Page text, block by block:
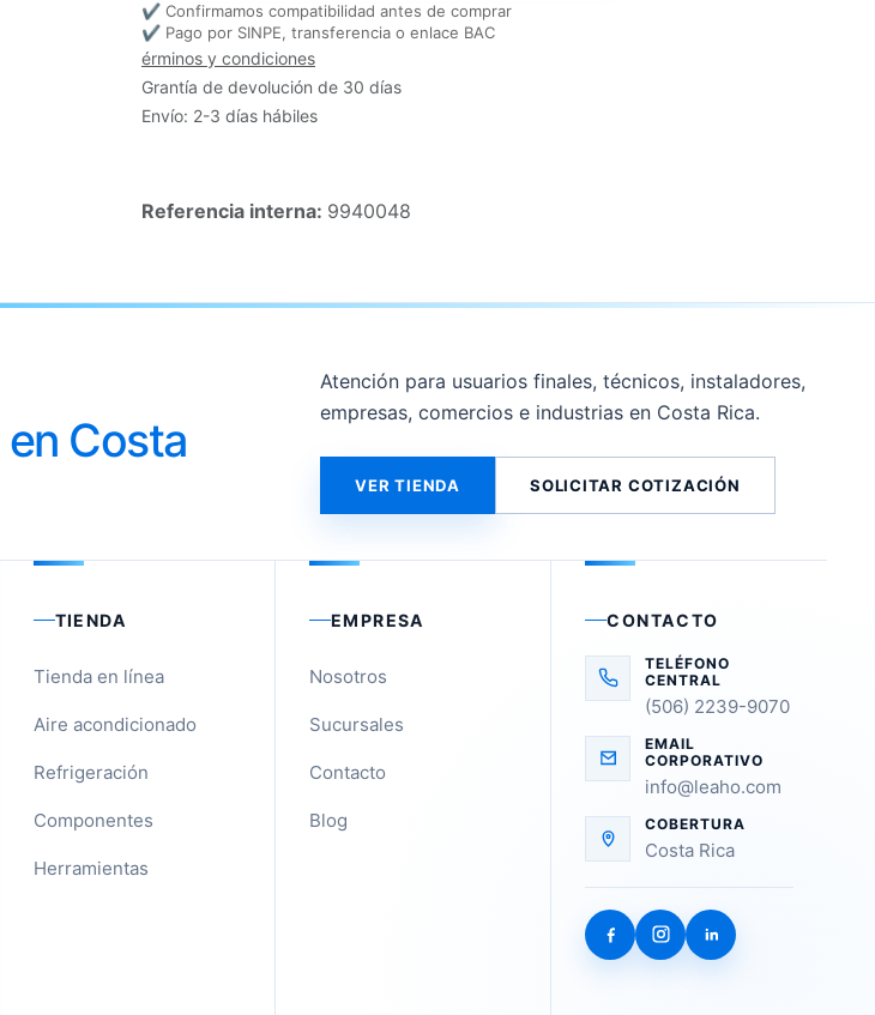
✔ Confirmamos compatibilidad antes de comprar
✔ Pago por SINPE, transferencia o enlace BAC
érminos y condiciones
Grantía de devolución de 30 días
Envío: 2-3 días hábiles
Referencia interna: 9940048
en Costa
Atención para usuarios finales, técnicos, instaladores,
empresas, comercios e industrias en Costa Rica.
VER TIENDA SOLICITAR COTIZACIÓN
TIENDA
Tienda en línea
Aire acondicionado
Refrigeración
Componentes
Herramientas
EMPRESA
Nosotros
Sucursales
Contacto
Blog
CONTACTO
TELÉFONO
CENTRAL
(506) 2239-9070
EMAIL
CORPORATIVO
info@leaho.com
COBERTURA
Costa Rica